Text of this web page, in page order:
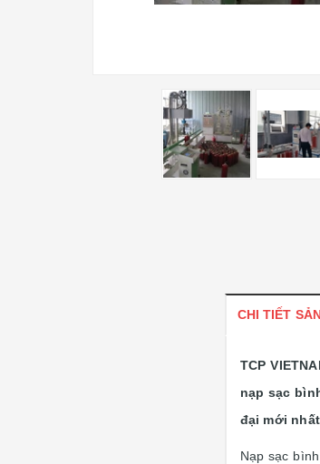
CHI TIẾT
TCP
nạp sạc
đại mới
Nạp sạc